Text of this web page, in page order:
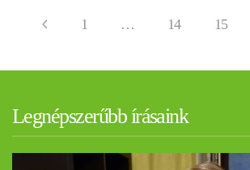
1 … 14 15
Legnépszerűbb írásaink